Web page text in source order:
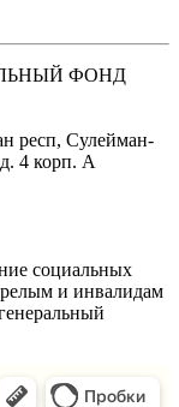
ФОНД
респ, Сулейман-
4 корп. А
социальных
и инвалидам